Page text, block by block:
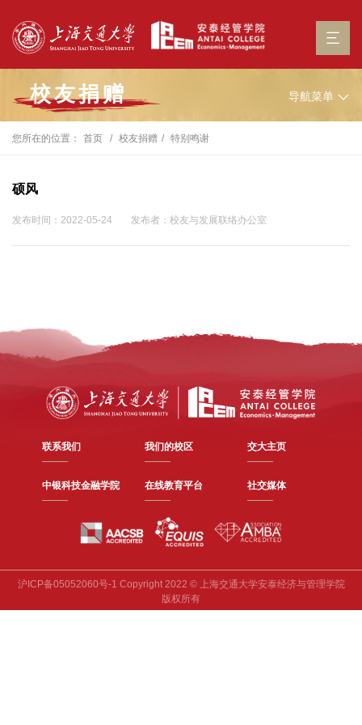
校友捐赠 导航菜单
您所在的位置： 首页 校友捐赠 特别鸣谢
硕风
发布时间：2022-05-24 发布者：校友与发展联络办公室
联系我们 我们的校区 交大主页
中银科技金融学院 在线教育平台 社交媒体
沪ICP备05052060号-1 Copyright 2022 © 上海交通大学安泰经济与管理学院
版权所有